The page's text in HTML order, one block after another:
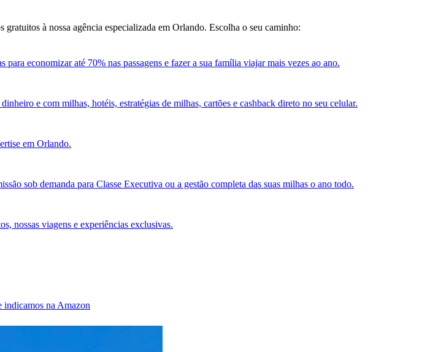
à nossa agência especializada em Orlando. Escolha o seu caminho:
economizar até 70% nas passagens e fazer a sua família viajar mais vezes ao ano.
e com milhas, hotéis, estratégias de milhas, cartões e cashback direto no seu celular.
em Orlando.
sob demanda para Classe Executiva ou a gestão completa das suas milhas o ano todo.
nossas viagens e experiências exclusivas.
indicamos na Amazon